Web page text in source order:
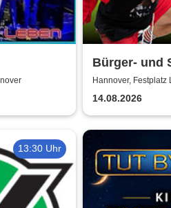
Bürger- und
Misburg
Hannover, Festplatz
14.08.2026
13:30 Uhr